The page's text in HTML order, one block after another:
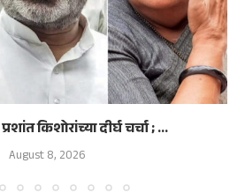
किशोरांच्या दीर्घ चर्चा ; ...
August 8, 2026